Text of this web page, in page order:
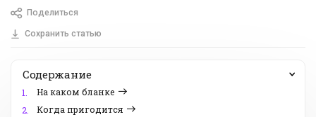
Поделиться
Сохранить статью
Содержание
1.
На каком бланке
2.
Когда пригодится